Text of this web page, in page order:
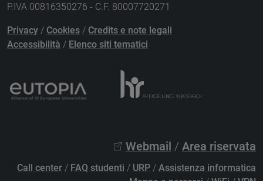
P.IVA 00816350276 - C.F. 80007720271
Privacy / Cookies / Credits e note legali
Accessibilità / Elenco siti tematici
Webmail / Area riservata
Call center / FAQ studenti / URP / Assistenza informatica